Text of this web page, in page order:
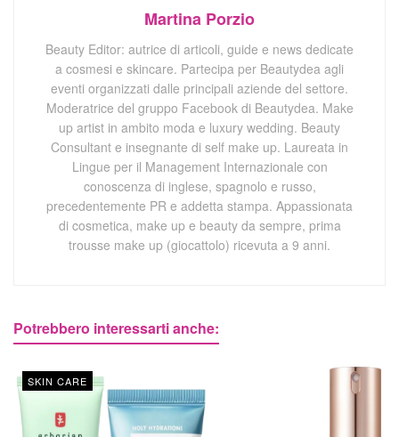
Martina Porzio
Beauty Editor: autrice di articoli, guide e news dedicate
a cosmesi e skincare. Partecipa per Beautydea agli
eventi organizzati dalle principali aziende del settore.
Moderatrice del gruppo Facebook di Beautydea. Make
up artist in ambito moda e luxury wedding. Beauty
Consultant e insegnante di self make up. Laureata in
Lingue per il Management Internazionale con
conoscenza di inglese, spagnolo e russo,
precedentemente PR e addetta stampa. Appassionata
di cosmetica, make up e beauty da sempre, prima
trousse make up (giocattolo) ricevuta a 9 anni.
Potrebbero interessarti anche:
SKIN CARE